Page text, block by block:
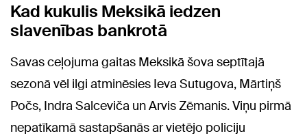
Kad kukulis Meksikā iedzen
slavenības bankrotā
Savas ceļojuma gaitas Meksikā šova septītajā
sezonā vēl ilgi atminēsies Ieva Sutugova, Mārtiņš
Počs, Indra Salceviča un Arvis Zēmanis. Viņu pirmā
nepatīkamā sastapšanās ar vietējo policiju